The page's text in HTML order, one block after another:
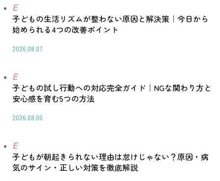
E
子どもの生活リズムが整わない原因と解決策｜今日から
始められる4つの改善ポイント
2026.08.07
E
子どもの試し行動への対応完全ガイド｜NGな関わり方と
安心感を育む5つの方法
2026.08.06
E
子どもが朝起きられない理由は怠けじゃない？原因・病
気のサイン・正しい対策を徹底解説